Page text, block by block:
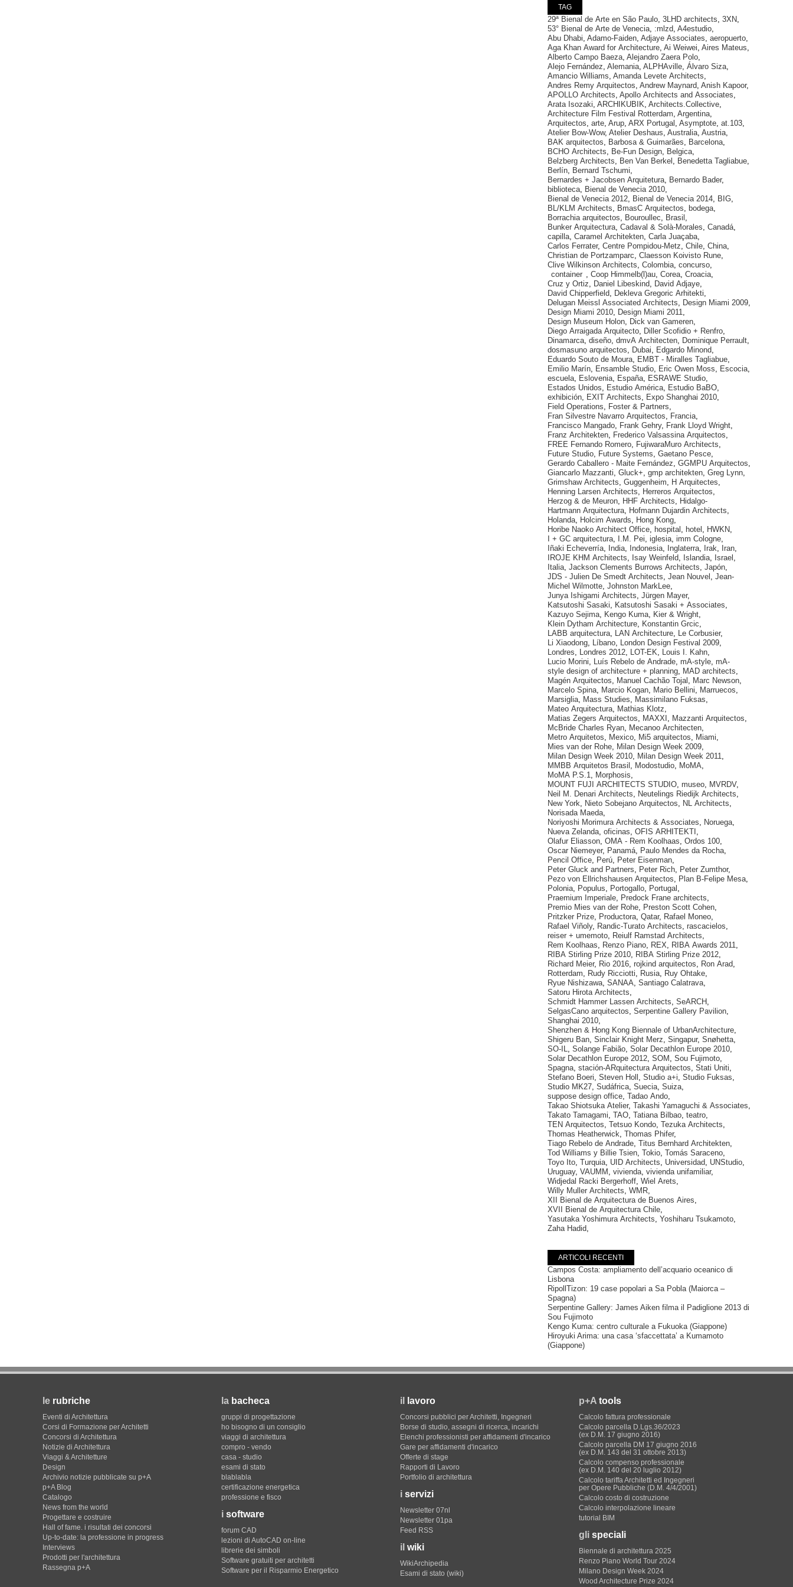
TAG
29ª Bienal de Arte en São Paulo, 3LHD architects, 3XN,
53° Bienal de Arte de Venecia, :mlzd, A4estudio,
Abu Dhabi, Adamo-Faiden, Adjaye Associates, aeropuerto,
Aga Khan Award for Architecture, Ai Weiwei, Aires Mateus,
Alberto Campo Baeza, Alejandro Zaera Polo,
Alejo Fernández, Alemania, ALPHAville, Álvaro Siza,
Amancio Williams, Amanda Levete Architects,
Andres Remy Arquitectos, Andrew Maynard, Anish Kapoor,
APOLLO Architects, Apollo Architects and Associates,
Arata Isozaki, ARCHIKUBIK, Architects.Collective,
Architecture Film Festival Rotterdam, Argentina,
Arquitectos, arte, Arup, ARX Portugal , Asymptote, at.103,
Atelier Bow-Wow, Atelier Deshaus, Australia, Austria,
BAK arquitectos, Barbosa & Guimarães, Barcelona,
BCHO Architects, Be-Fun Design, Belgica,
Belzberg Architects, Ben Van Berkel , Benedetta Tagliabue,
Berlín, Bernard Tschumi,
Bernardes + Jacobsen Arquitetura, Bernardo Bader,
biblioteca, Bienal de Venecia 2010,
Bienal de Venecia 2012, Bienal de Venecia 2014, BIG,
BL/KLM Architects, BmasC Arquitectos, bodega,
Borrachia arquitectos, Bouroullec, Brasil ,
Bunker Arquitectura, Cadaval & Solà-Morales, Canadá,
capilla, Caramel Architekten, Carla Juaçaba,
Carlos Ferrater, Centre Pompidou-Metz, Chile, China,
Christian de Portzamparc, Claesson Koivisto Rune,
Clive Wilkinson Architects, Colombia, concurso,
container , Coop Himmelb(l)au, Corea, Croacia,
Cruz y Ortiz, Daniel Libeskind, David Adjaye,
David Chipperfield, Dekleva Gregoric Arhitekti,
Delugan Meissl Associated Architects, Design Miami 2009,
Design Miami 2010, Design Miami 2011,
Design Museum Holon, Dick van Gameren,
Diego Arraigada Arquitecto, Diller Scofidio + Renfro,
Dinamarca, diseño, dmvA Architecten, Dominique Perrault,
dosmasuno arquitectos, Dubai, Edgardo Minond,
Eduardo Souto de Moura, EMBT - Miralles Tagliabue,
Emilio Marín, Ensamble Studio, Eric Owen Moss, Escocia,
escuela, Eslovenia, España, ESRAWE Studio,
Estados Unidos, Estudio América, Estudio BaBO,
exhibición, EXIT Architects, Expo Shanghai 2010,
Field Operations, Foster & Partners,
Fran Silvestre Navarro Arquitectos, Francia,
Francisco Mangado, Frank Gehry, Frank Lloyd Wright,
Franz Architekten, Frederico Valsassina Arquitectos,
FREE Fernando Romero, FujiwaraMuro Architects,
Future Studio, Future Systems, Gaetano Pesce,
Gerardo Caballero - Maite Fernández, GGMPU Arquitectos,
Giancarlo Mazzanti, Gluck+, gmp architekten, Greg Lynn,
Grimshaw Architects, Guggenheim, H Arquitectes,
Henning Larsen Architects, Herreros Arquitectos,
Herzog & de Meuron, HHF Architects, Hidalgo-
Hartmann Arquitectura, Hofmann Dujardin Architects,
Holanda, Holcim Awards, Hong Kong,
Horibe Naoko Architect Office, hospital , hotel , HWKN,
I + GC arquitectura, I.M. Pei, iglesia, imm Cologne,
Iñaki Echeverría, India, Indonesia, Inglaterra, Irak, Iran,
IROJE KHM Architects, Isay Weinfeld, Islandia, Israel ,
Italia, Jackson Clements Burrows Architects, Japón,
JDS - Julien De Smedt Architects, Jean Nouvel , Jean-
Michel Wilmotte, Johnston MarkLee,
Junya Ishigami Architects, Jürgen Mayer,
Katsutoshi Sasaki, Katsutoshi Sasaki + Associates,
Kazuyo Sejima, Kengo Kuma, Kier & Wright,
Klein Dytham Architecture, Konstantin Grcic,
LABB arquitectura, LAN Architecture, Le Corbusier,
Li Xiaodong, Líbano, London Design Festival 2009,
Londres, Londres 2012, LOT-EK, Louis I. Kahn,
Lucio Morini, Luís Rebelo de Andrade, mA-style, mA-
style design of architecture + planning, MAD architects,
Magén Arquitectos, Manuel Cachão Tojal , Marc Newson,
Marcelo Spina, Marcio Kogan, Mario Bellini, Marruecos,
Marsiglia, Mass Studies, Massimilano Fuksas,
Mateo Arquitectura, Mathias Klotz,
Matias Zegers Arquitectos, MAXXI , Mazzanti Arquitectos,
McBride Charles Ryan, Mecanoo Architecten,
Metro Arquitetos, Mexico, Mi5 arquitectos, Miami,
Mies van der Rohe, Milan Design Week 2009,
Milan Design Week 2010, Milan Design Week 2011,
MMBB Arquitetos Brasil , Modostudio, MoMA,
MoMA P.S.1, Morphosis,
MOUNT FUJI ARCHITECTS STUDIO, museo, MVRDV,
Neil M. Denari Architects, Neutelings Riedijk Architects,
New York, Nieto Sobejano Arquitectos, NL Architects,
Norisada Maeda,
Noriyoshi Morimura Architects & Associates, Noruega,
Nueva Zelanda, oficinas, OFIS ARHITEKTI ,
Olafur Eliasson, OMA - Rem Koolhaas, Ordos 100,
Oscar Niemeyer, Panamá, Paulo Mendes da Rocha,
Pencil Office, Perú, Peter Eisenman,
Peter Gluck and Partners, Peter Rich, Peter Zumthor,
Pezo von Ellrichshausen Arquitectos, Plan B-Felipe Mesa,
Polonia, Populus, Portogallo, Portugal ,
Praemium Imperiale, Predock Frane architects,
Premio Mies van der Rohe, Preston Scott Cohen,
Pritzker Prize, Productora, Qatar, Rafael Moneo,
Rafael Viñoly, Randic-Turato Architects, rascacielos,
reiser + umemoto, Reiulf Ramstad Architects,
Rem Koolhaas, Renzo Piano, REX, RIBA Awards 2011,
RIBA Stirling Prize 2010, RIBA Stirling Prize 2012,
Richard Meier, Rio 2016, rojkind arquitectos, Ron Arad,
Rotterdam, Rudy Ricciotti, Rusia, Ruy Ohtake,
Ryue Nishizawa, SANAA, Santiago Calatrava,
Satoru Hirota Architects,
Schmidt Hammer Lassen Architects, SeARCH ,
SelgasCano arquitectos, Serpentine Gallery Pavilion,
Shanghai 2010,
Shenzhen & Hong Kong Biennale of UrbanArchitecture,
Shigeru Ban, Sinclair Knight Merz, Singapur, Snøhetta,
SO-IL, Solange Fabião, Solar Decathlon Europe 2010,
Solar Decathlon Europe 2012, SOM , Sou Fujimoto,
Spagna, stación-ARquitectura Arquitectos, Stati Uniti,
Stefano Boeri, Steven Holl , Studio a+i, Studio Fuksas,
Studio MK27, Sudáfrica, Suecia, Suiza,
suppose design office, Tadao Ando,
Takao Shiotsuka Atelier, Takashi Yamaguchi & Associates,
Takato Tamagami, TAO, Tatiana Bilbao, teatro,
TEN Arquitectos, Tetsuo Kondo, Tezuka Architects,
Thomas Heatherwick, Thomas Phifer,
Tiago Rebelo de Andrade, Titus Bernhard Architekten,
Tod Williams y Billie Tsien, Tokio, Tomás Saraceno,
Toyo Ito, Turquia, UID Architects, Universidad, UNStudio,
Uruguay, VAUMM , vivienda, vivienda unifamiliar,
Widjedal Racki Bergerhoff, Wiel Arets,
Willy Muller Architects, WMR,
XII Bienal de Arquitectura de Buenos Aires,
XVII Bienal de Arquitectura Chile,
Yasutaka Yoshimura Architects, Yoshiharu Tsukamoto,
Zaha Hadid,
ARTICOLI RECENTI
Campos Costa: ampliamento dell’acquario oceanico di
Lisbona
RipollTizon: 19 case popolari a Sa Pobla (Maiorca –
Spagna)
Serpentine Gallery: James Aiken filma il Padiglione 2013 di
Sou Fujimoto
Kengo Kuma: centro culturale a Fukuoka (Giappone)
Hiroyuki Arima: una casa ‘sfaccettata’ a Kumamoto
(Giappone)
le rubriche
Eventi di Architettura
Corsi di Formazione per Architetti
Concorsi di Architettura
Notizie di Architettura
Viaggi & Architetture
Design
Archivio notizie pubblicate su p+A
p+A Blog
Catalogo
News from the world
Progettare e costruire
Hall of fame. i risultati dei concorsi
Up-to-date: la professione in progress
Interviews
Prodotti per l'architettura
Rassegna p+A
la bacheca
gruppi di progettazione
ho bisogno di un consiglio
viaggi di architettura
compro - vendo
casa - studio
esami di stato
blablabla
certificazione energetica
professione e fisco
i software
forum CAD
lezioni di AutoCAD on-line
librerie dei simboli
Software gratuiti per architetti
Software per il Risparmio Energetico
il lavoro
Concorsi pubblici per Architetti, Ingegneri
Borse di studio, assegni di ricerca, incarichi
Elenchi professionisti per affidamenti d'incarico
Gare per affidamenti d'incarico
Offerte di stage
Rapporti di Lavoro
Portfolio di architettura
i servizi
Newsletter 07nl
Newsletter 01pa
Feed RSS
il wiki
WikiArchipedia
Esami di stato (wiki)
p+A tools
Calcolo fattura professionale
Calcolo parcella D.Lgs.36/2023
(ex D.M. 17 giugno 2016)
Calcolo parcella DM 17 giugno 2016
(ex D.M. 143 del 31 ottobre 2013)
Calcolo compenso professionale
(ex D.M. 140 del 20 luglio 2012)
Calcolo tariffa Architetti ed Ingegneri
per Opere Pubbliche (D.M. 4/4/2001)
Calcolo costo di costruzione
Calcolo interpolazione lineare
tutorial BIM
gli speciali
Biennale di architettura 2025
Renzo Piano World Tour 2024
Milano Design Week 2024
Wood Architecture Prize 2024